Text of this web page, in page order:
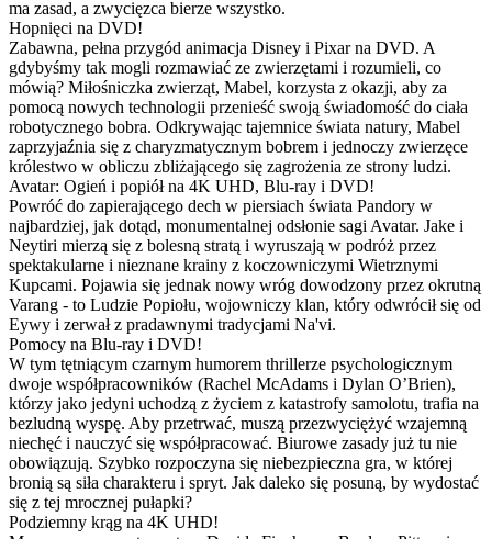
ma zasad, a zwycięzca bierze wszystko.
Hopnięci na DVD!
Zabawna, pełna przygód animacja Disney i Pixar na DVD. A
gdybyśmy tak mogli rozmawiać ze zwierzętami i rozumieli, co
mówią? Miłośniczka zwierząt, Mabel, korzysta z okazji, aby za
pomocą nowych technologii przenieść swoją świadomość do ciała
robotycznego bobra. Odkrywając tajemnice świata natury, Mabel
zaprzyjaźnia się z charyzmatycznym bobrem i jednoczy zwierzęce
królestwo w obliczu zbliżającego się zagrożenia ze strony ludzi.
Avatar: Ogień i popiół na 4K UHD, Blu-ray i DVD!
Powróć do zapierającego dech w piersiach świata Pandory w
najbardziej, jak dotąd, monumentalnej odsłonie sagi Avatar. Jake i
Neytiri mierzą się z bolesną stratą i wyruszają w podróż przez
spektakularne i nieznane krainy z koczowniczymi Wietrznymi
Kupcami. Pojawia się jednak nowy wróg dowodzony przez okrutną
Varang - to Ludzie Popiołu, wojowniczy klan, który odwrócił się od
Eywy i zerwał z pradawnymi tradycjami Na'vi.
Pomocy na Blu-ray i DVD!
W tym tętniącym czarnym humorem thrillerze psychologicznym
dwoje współpracowników (Rachel McAdams i Dylan O’Brien),
którzy jako jedyni uchodzą z życiem z katastrofy samolotu, trafia na
bezludną wyspę. Aby przetrwać, muszą przezwyciężyć wzajemną
niechęć i nauczyć się współpracować. Biurowe zasady już tu nie
obowiązują. Szybko rozpoczyna się niebezpieczna gra, w której
bronią są siła charakteru i spryt. Jak daleko się posuną, by wydostać
się z tej mrocznej pułapki?
Podziemny krąg na 4K UHD!